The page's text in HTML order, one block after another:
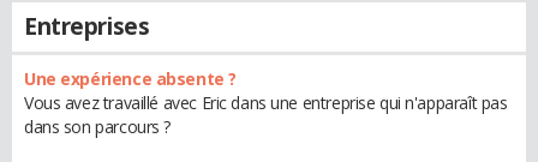
Entreprises
Une expérience absente ?
Vous avez travaillé avec Eric dans une entreprise qui n'apparaît pas
dans son parcours ?